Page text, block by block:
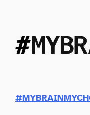
springen